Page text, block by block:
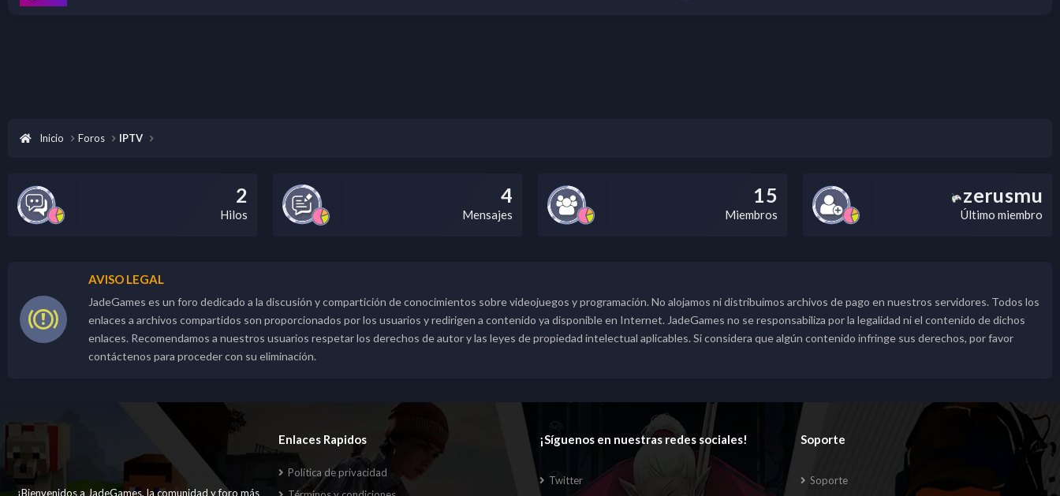
Inicio Foros IPTV
2
Hilos
4
Mensajes
15
Miembros
zerusmu
Último miembro
AVISO LEGAL
JadeGames es un foro dedicado a la discusión y compartición de conocimientos sobre videojuegos y programación. No alojamos ni distribuimos archivos de pago en nuestros servidores. Todos los
enlaces a archivos compartidos son proporcionados por los usuarios y redirigen a contenido ya disponible en Internet. JadeGames no se responsabiliza por la legalidad ni el contenido de dichos
enlaces. Recomendamos a nuestros usuarios respetar los derechos de autor y las leyes de propiedad intelectual aplicables. Si considera que algún contenido infringe sus derechos, por favor
contáctenos para proceder con su eliminación.
¡Bienvenidos a JadeGames, la comunidad y foro más
Enlaces Rapidos
Política de privacidad
¡Síguenos en nuestras redes sociales!
Twitter
Soporte
Soporte